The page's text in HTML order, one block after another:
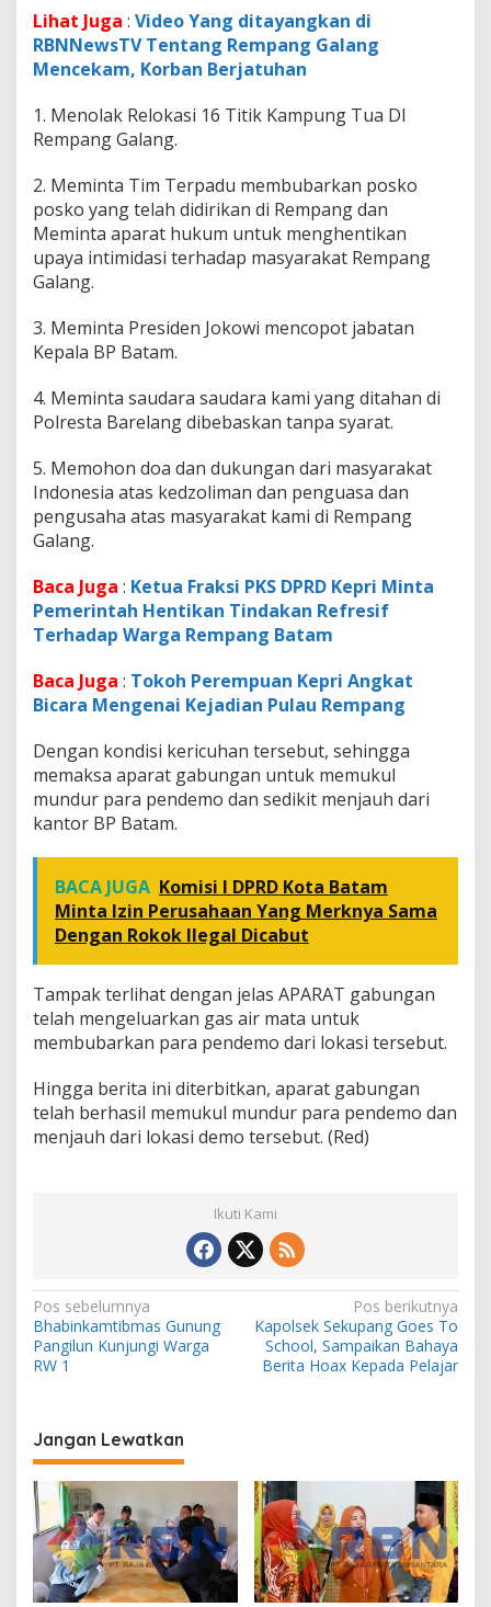
m
o
Lihat Juga : Video Yang ditayangkan di
RBNNewsTV Tentang Rempang Galang
Mencekam, Korban Berjatuhan
1. Menolak Relokasi 16 Titik Kampung Tua DI
Rempang Galang.
2. Meminta Tim Terpadu membubarkan posko
posko yang telah didirikan di Rempang dan
Meminta aparat hukum untuk menghentikan
upaya intimidasi terhadap masyarakat Rempang
Galang.
3. Meminta Presiden Jokowi mencopot jabatan
Kepala BP Batam.
4. Meminta saudara saudara kami yang ditahan di
Polresta Barelang dibebaskan tanpa syarat.
5. Memohon doa dan dukungan dari masyarakat
Indonesia atas kedzoliman dan penguasa dan
pengusaha atas masyarakat kami di Rempang
Galang.
Baca Juga : Ketua Fraksi PKS DPRD Kepri Minta
Pemerintah Hentikan Tindakan Refresif
Terhadap Warga Rempang Batam
Baca Juga : Tokoh Perempuan Kepri Angkat
Bicara Mengenai Kejadian Pulau Rempang
Dengan kondisi kericuhan tersebut, sehingga
memaksa aparat gabungan untuk memukul
mundur para pendemo dan sedikit menjauh dari
kantor BP Batam.
BACA JUGA Komisi I DPRD Kota Batam
Minta Izin Perusahaan Yang Merknya Sama
Dengan Rokok Ilegal Dicabut
Tampak terlihat dengan jelas APARAT gabungan
telah mengeluarkan gas air mata untuk
membubarkan para pendemo dari lokasi tersebut.
Hingga berita ini diterbitkan, aparat gabungan
telah berhasil memukul mundur para pendemo dan
menjauh dari lokasi demo tersebut. (Red)
Ikuti Kami
N
a
v
g
a
s
i
p
o
Pos sebelumnya
Bhabinkamtibmas Gunung
Pangilun Kunjungi Warga
RW 1
Pos berikutnya
Kapolsek Sekupang Goes To
School, Sampaikan Bahaya
Berita Hoax Kepada Pelajar
Jangan Lewatkan